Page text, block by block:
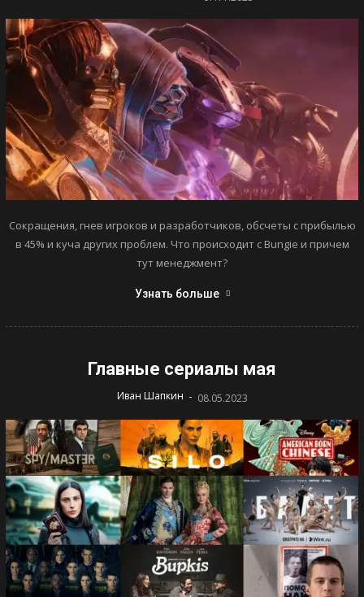
Сокращения, гнев игроков и разработчиков, обсчеты с прибылью
в 45% и куча других проблем. Что происходит с Bungie и причем
тут менеджмент?
Узнать больше
Главные сериалы мая
Иван Шапкин - 08.05.2023